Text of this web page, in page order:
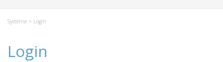
Système > Login
Login